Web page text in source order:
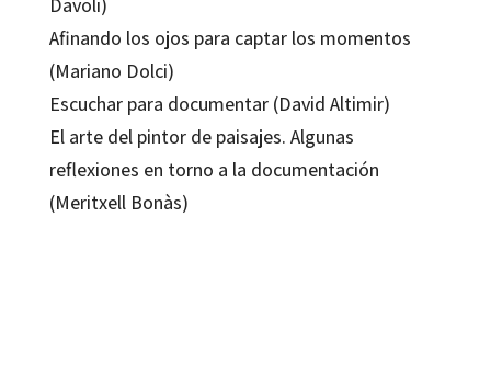
Afinando los ojos para captar los momentos
(Mariano Dolci)
Escuchar para documentar (David Altimir)
El arte del pintor de paisajes. Algunas
reflexiones en torno a la documentación
(Meritxell Bonàs)